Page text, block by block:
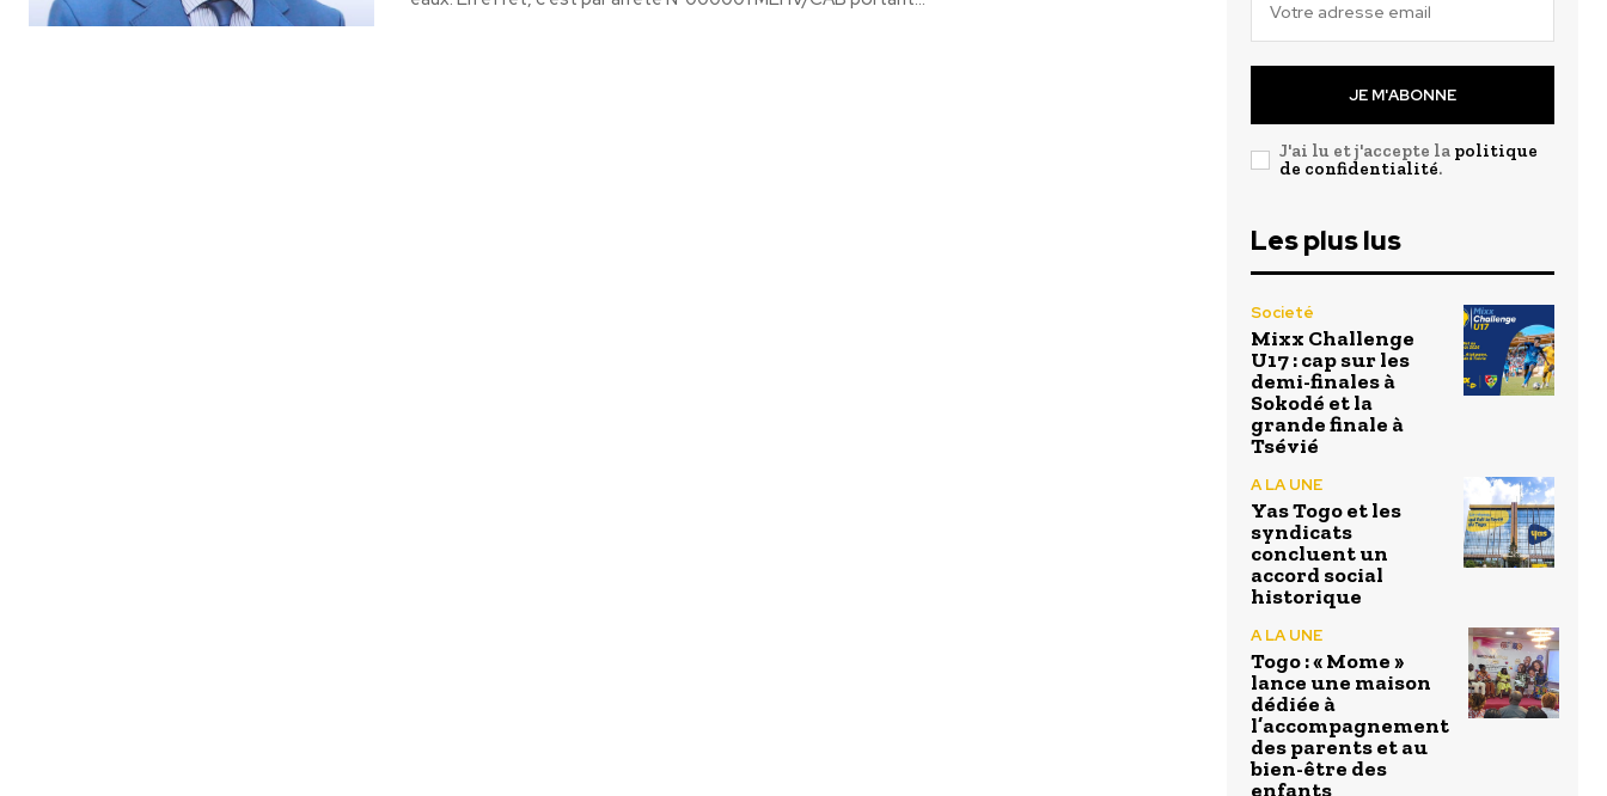
JE M'ABONNE
J'ai lu et j'accepte la politique
de confidentialité.
Les plus lus
Societé
Mixx Challenge
U17 : cap sur les
demi-finales à
Sokodé et la
grande finale à
Tsévié
A LA UNE
Yas Togo et les
syndicats
concluent un
accord social
historique
A LA UNE
Togo : « Mome »
lance une maison
dédiée à
l’accompagnement
des parents et au
bien-être des
enfants